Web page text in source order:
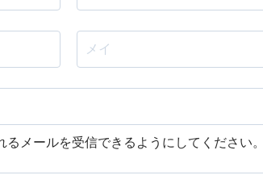
メールを受信できるようにしてください。